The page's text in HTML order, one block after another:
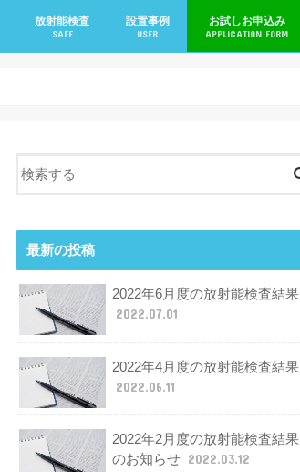
放射能検査
SAFE
設置事例
USER
お試しお申込み
APPLICATION FORM
最新の投稿
2022年6月度の放射能検査結果
2022.07.01
2022年4月度の放射能検査結果
2022.06.11
2022年2月度の放射能検査結果
のお知らせ 2022.03.12